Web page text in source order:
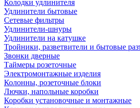
Колодки удлинителя
Удлинители бытовые
Сетевые фильтры
Удлинители-шнуры
Удлинители на катушке
Тройники, разветвители и бытовые
Звонки дверные
Таймеры розеточные
Электромонтажные изделия
Колонны, розеточные блоки
Лючки, напольные коробки
Коробки установочные и монтажные